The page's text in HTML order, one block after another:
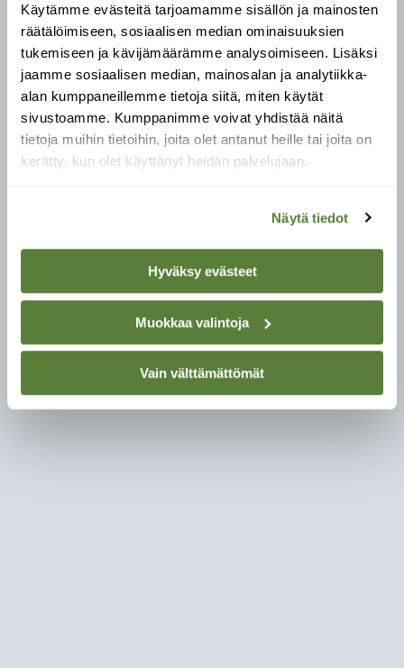
Käytämme evästeitä tarjoamamme sisällön ja mainosten
räätälöimiseen, sosiaalisen median ominaisuuksien
tukemiseen ja kävijämäärämme analysoimiseen. Lisäksi
jaamme sosiaalisen median, mainosalan ja analytiikka-
alan kumppaneillemme tietoja siitä, miten käytät
sivustoamme. Kumppanimme voivat yhdistää näitä
tietoja muihin tietoihin, joita olet antanut heille tai joita on
kerätty, kun olet käyttänyt heidän palvelujaan.
Näytä tiedot
Hyväksy evästeet
Muokkaa valintoja
Vain välttämättömät